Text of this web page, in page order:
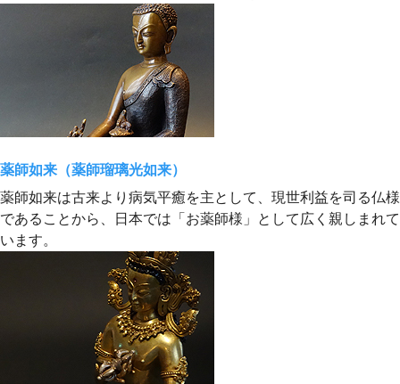
薬師如来（薬師瑠璃光如来）
薬師如来は古来より病気平癒を主として、現世利益を司る仏様
であることから、日本では「お薬師様」として広く親しまれて
います。